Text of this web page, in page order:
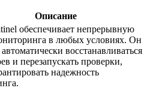
Описание
обеспечивает непрерывную
в любых условиях. Он
восстанавливаться
и перезапускать проверки,
надежность